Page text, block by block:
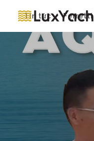
Tin tức Ferretti